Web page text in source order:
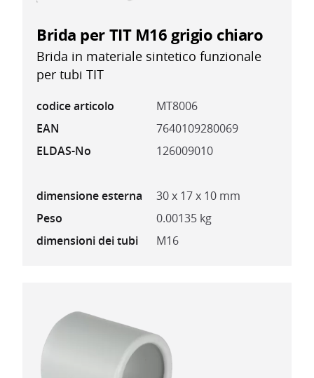
Brida per TIT M16 grigio chiaro
Brida in materiale sintetico funzionale
per tubi TIT
codice articolo
MT8006
EAN
7640109280069
ELDAS-No
126009010
dimensione esterna
30 x 17 x 10 mm
Peso
0.00135 kg
dimensioni dei tubi
M16